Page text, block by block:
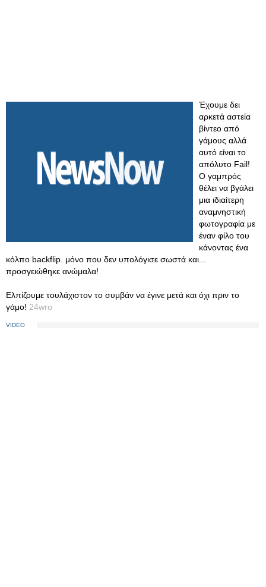
Έχουμε δει
αρκετά αστεία
βίντεο από
γάμους αλλά
αυτό είναι το
απόλυτο Fail!
Ο γαμπρός
θέλει να βγάλει
μια ιδιαίτερη
αναμνηστική
φωτογραφία με
έναν φίλο του
κάνοντας ένα
κόλπο backflip. μόνο που δεν υπολόγισε σωστά και...
προσγειώθηκε ανώμαλα!
Ελπίζουμε τουλάχιστον το συμβάν να έγινε μετά και όχι πριν το
γάμο! 24wro
VIDEO